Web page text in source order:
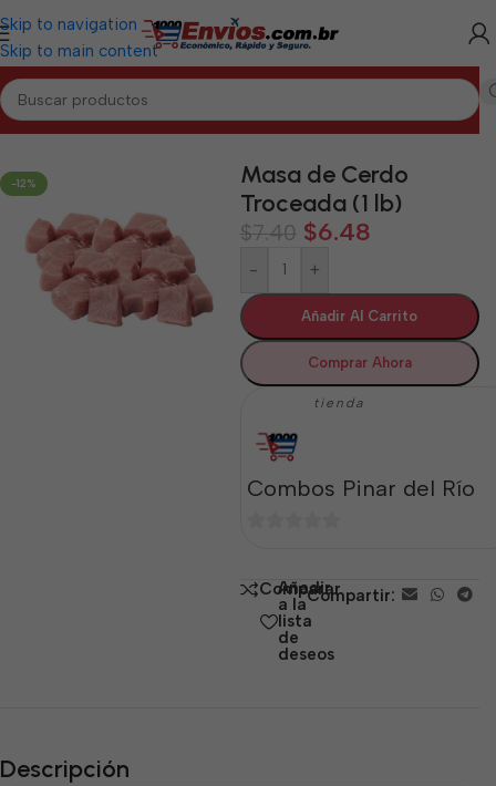
Skip to navigation
Skip to main content
Inicio/PINAR DEL RÍO/Cárnicos Pinar del Río
-12%
Masa de Cerdo
Troceada (1 lb)
$7.40 $6.48
- +
Añadir Al Carrito
Comprar Ahora
tienda
Combos Pinar del Río
5 Comparar
Añadir
a la
lista
de
deseos
Compartir:
Descripción